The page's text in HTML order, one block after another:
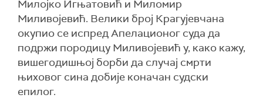
Милојко Игњатовић и Миломир
Миливојевић. Велики број Крагујевчана
окупио се испред Апелационог суда да
подржи породицу Миливојевић у, како кажу,
вишегодишњој борби да случај смрти
њиховог сина добије коначан судски
епилог.